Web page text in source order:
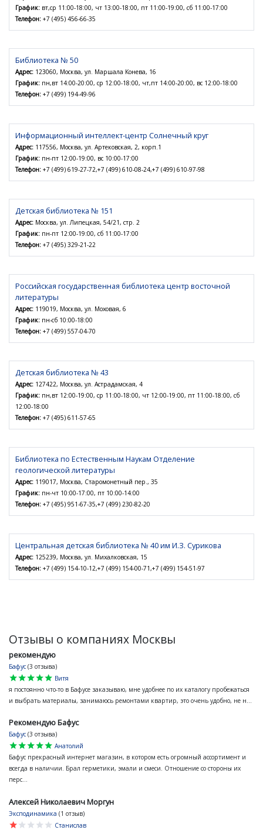
График: вт,ср 11:00-18:00, чт 13:00-18:00, пт 11:00-19:00, сб 11:00-17:00
Телефон: +7 (495) 456-66-35
Библиотека № 50
Адрес: 123060, Москва, ул. Маршала Конева, 16
График: пн,вт 14:00-20:00, ср 12:00-18:00, чт,пт 14:00-20:00, вс 12:00-18:00
Телефон: +7 (499) 194-49-96
Информационный интеллект-центр Солнечный круг
Адрес: 117556, Москва, ул. Артековская, 2, корп.1
График: пн-пт 12:00-19:00, вс 10:00-17:00
Телефон: +7 (499) 619-27-72,+7 (499) 610-08-24,+7 (499) 610-97-98
Детская библиотека № 151
Адрес: Москва, ул. Липецкая, 54/21, стр. 2
График: пн-пт 12:00-19:00, сб 11:00-17:00
Телефон: +7 (495) 329-21-22
Российская государственная библиотека центр восточной
литературы
Адрес: 119019, Москва, ул. Моховая, 6
График: пн-сб 10:00-18:00
Телефон: +7 (499) 557-04-70
Детская библиотека № 43
Адрес: 127422, Москва, ул. Астрадамская, 4
График: пн,вт 12:00-19:00, ср 11:00-18:00, чт 12:00-19:00, пт 11:00-18:00, сб
12:00-18:00
Телефон: +7 (495) 611-57-65
Библиотека по Естественным Наукам Отделение
геологической литературы
Адрес: 119017, Москва, Старомонетный пер., 35
График: пн-чт 10:00-17:00, пт 10:00-14:00
Телефон: +7 (495) 951-67-35,+7 (499) 230-82-20
Центральная детская библиотека № 40 им И.З. Сурикова
Адрес: 125239, Москва, ул. Михалковская, 15
Телефон: +7 (499) 154-10-12,+7 (499) 154-00-71,+7 (499) 154-51-97
Отзывы о компаниях Москвы
рекомендую
Бафус (3 отзыва)
star
star
star
star
star
Витя
я постоянно что-то в Бафусе заказываю, мне удобнее по их каталогу пробежаться
и выбрать материалы, занимаюсь ремонтами квартир, это очень удобно, не н...
Рекомендую Бафус
Бафус (3 отзыва)
star
star
star
star
star
Анатолий
Бафус прекрасный интернет магазин, в котором есть огромный ассортимент и
всегда в наличии. Брал герметики, эмали и смеси. Отношение со стороны их
перс...
Алексей Николаевич Моргун
Эксподинамика (1 отзыв)
star
star
star
star
star
Станислав